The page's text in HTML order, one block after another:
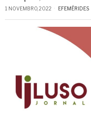
1 NOVEMBRO, 2022 EFEMÉRIDES